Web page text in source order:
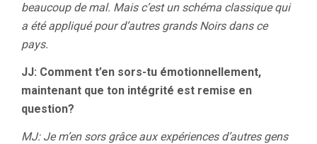
beaucoup de mal. Mais c’est un schéma classique qui
a été appliqué pour d’autres grands Noirs dans ce
pays.
JJ: Comment t’en sors-tu émotionnellement,
maintenant que ton intégrité est remise en
question?
MJ: Je m’en sors grâce aux expériences d’autres gens